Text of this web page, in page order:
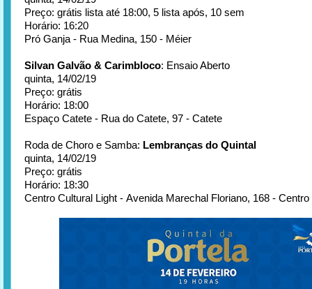
Preço: grátis lista até 18:00, 5 lista após, 10 sem
Horário: 16:20
Pró Ganja - Rua Medina, 150 - Méier
Silvan Galvão & Carimbloco: Ensaio Aberto
quinta, 14/02/19
Preço: grátis
Horário: 18:00
Espaço Catete - Rua do Catete, 97 - Catete
Roda de Choro e Samba: Lembranças do Quintal
quinta, 14/02/19
Preço: grátis
Horário: 18:30
Centro Cultural Light - Avenida Marechal Floriano, 168 - Centro